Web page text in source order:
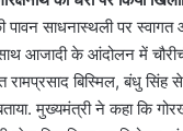
साधनास्थली पर
आजादी के आंदोलन में
रामप्रसाद बिस्मिल, बंधु
मुख्यमंत्री ने कहा कि
रूट तैयार,
से गुरुग्राम और